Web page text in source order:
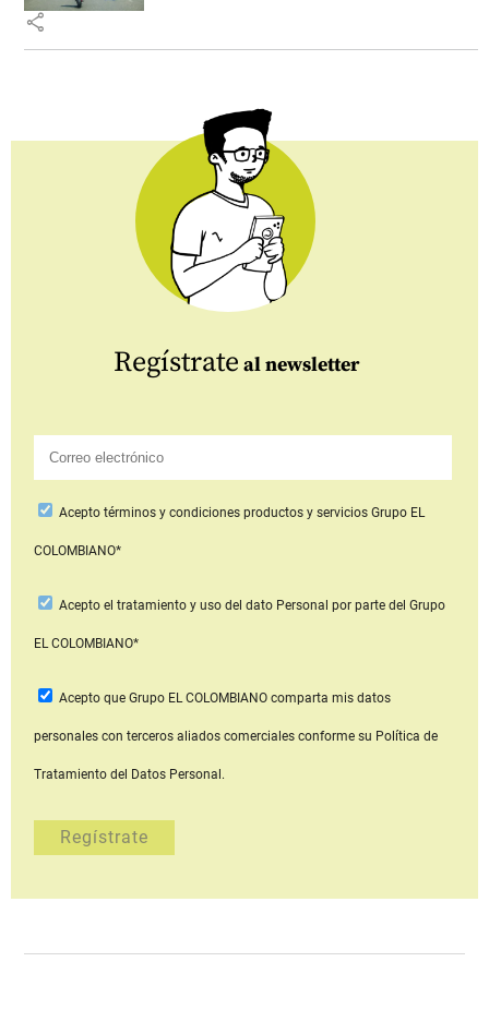
share
Regístrate al newsletter
Aceptotérminos y condiciones productos y serviciosGrupo EL
COLOMBIANO*
Acepto el tratamiento y uso del dato Personal por parte del Grupo
EL COLOMBIANO*
Acepto que Grupo EL COLOMBIANOcomparta mis datos
personales con terceros aliados comerciales conforme su Política de
Tratamiento del Datos Personal.